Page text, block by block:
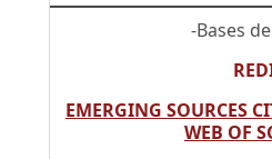
-Bases
EMERGING SOURCES
WEB OF